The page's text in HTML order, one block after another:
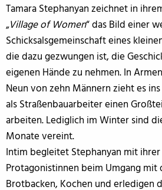
Tamara Stephanyan zeichnet in
„Village of Women“ das Bild einer
Schicksalsgemeinschaft eines
die dazu gezwungen ist, die
eigenen Hände zu nehmen. In
Neun von zehn Männern zieht es
als Straßenbauarbeiter einen
arbeiten. Lediglich im Winter sind
Monate vereint.
Intim begleitet Stephanyan mit
Protagonistinnen beim Umgang
Brotbacken, Kochen und erledigen